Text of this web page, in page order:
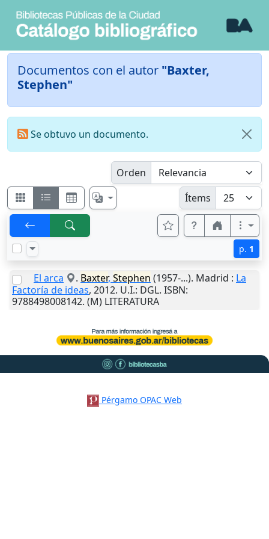
Documentos con el autor "Baxter,
Stephen"
Se obtuvo un documento.
Orden
Ítems
p. 1
El arca . Baxter, Stephen (1957-...). Madrid : La
Factoría de ideas, 2012. U.I.: DGL. ISBN:
9788498008142. (M) LITERATURA
Pérgamo OPAC Web